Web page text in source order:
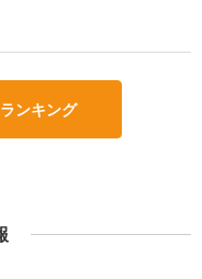
ンキング